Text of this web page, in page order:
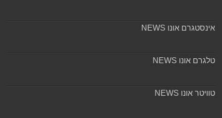
אינסטגרם אונו NEWS
טלגרם אונו NEWS
טוויטר אונו NEWS